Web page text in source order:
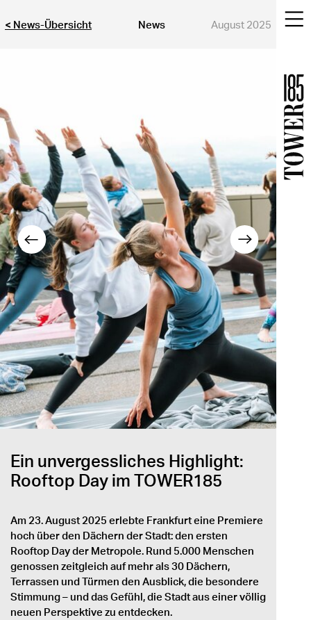
< News-Übersicht News August 2025
Ein unvergessliches Highlight:
Rooftop Day im TOWER185
Am 23. August 2025 erlebte Frankfurt eine Premiere
hoch über den Dächern der Stadt: den ersten
Rooftop Day der Metropole. Rund 5.000 Menschen
genossen zeitgleich auf mehr als 30 Dächern,
Terrassen und Türmen den Ausblick, die besondere
Stimmung – und das Gefühl, die Stadt aus einer völlig
neuen Perspektive zu entdecken.